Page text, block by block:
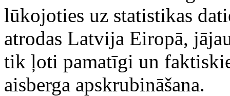
lūkojoties uz statistikas
atrodas Latvija Eiropā,
tik ļoti pamatīgi un
aisberga apskrubināšana.